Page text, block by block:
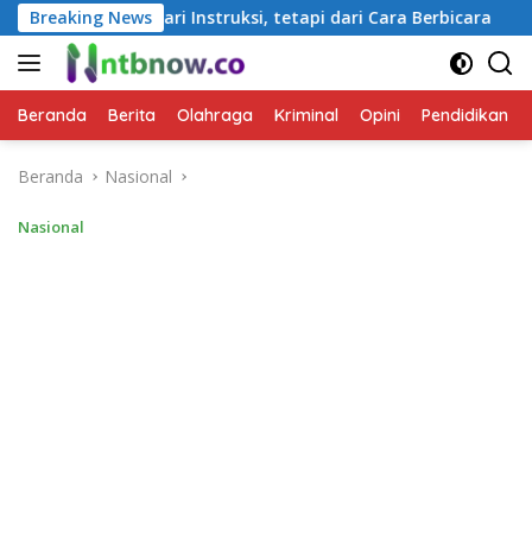
Langsung
ke
konten
Breaking News
Instruksi, tetapi dari Cara Berbicara Kapolda NTB
Beranda Berita Olahraga Kriminal Opini Pendidikan
Beranda Nasional
Nasional